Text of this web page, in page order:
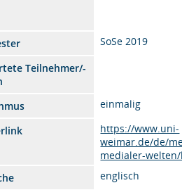
SoSe 2019
Teilnehmer/-
einmalig
https://www.uni-
weimar.de/de/
medialer-
englisch